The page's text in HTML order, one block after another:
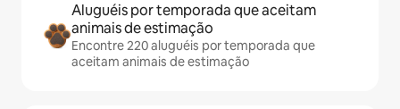
Aluguéis por temporada que aceitam
animais de estimação
Encontre 220 aluguéis por temporada que
aceitam animais de estimação